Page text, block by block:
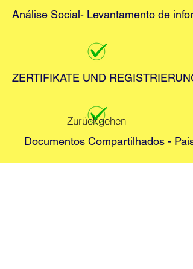
Análise Social- Levantamento de
ZERTIFIKATE UND
Documentos Compartilhados -
Zurückgehen